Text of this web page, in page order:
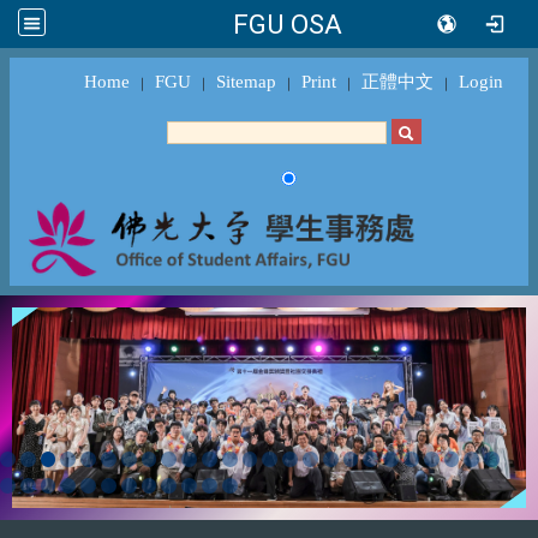
FGU OSA
Home ｜ FGU ｜ Sitemap ｜ Print ｜ 正體中文 ｜ Login